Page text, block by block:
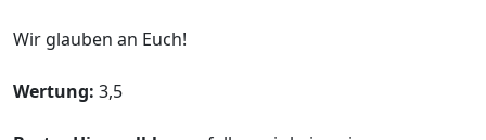
Wir glauben an Euch!
Wertung: 3,5